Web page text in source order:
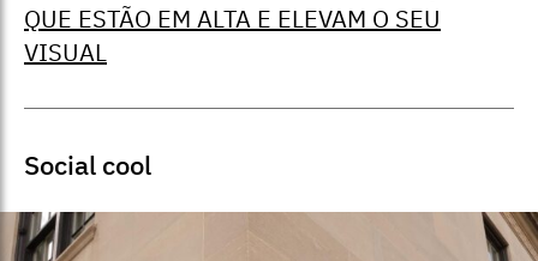
QUE ESTÃO EM ALTA E ELEVAM O SEU
VISUAL
Social cool